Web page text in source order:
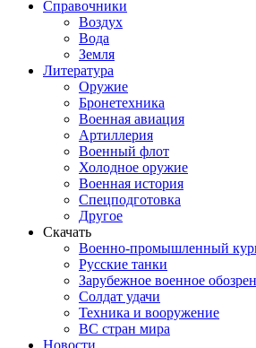
Справочники
Воздух
Вода
Земля
Литература
Оружие
Бронетехника
Военная авиация
Артиллерия
Военный флот
Холодное оружие
Военная история
Спецподготовка
Другое
Скачать
Военно-промышленный
Русские танки
Зарубежное военное
Солдат удачи
Техника и вооружение
ВС стран мира
Новости